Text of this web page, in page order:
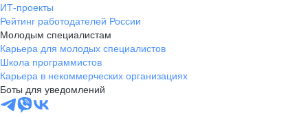
ИТ-проекты
Рейтинг работодателей России
Молодым специалистам
Карьера для молодых специалистов
Школа программистов
Карьера в некоммерческих организациях
Боты для уведомлений